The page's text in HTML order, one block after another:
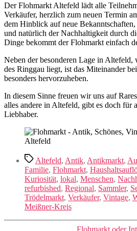
Der Flohmarkt Altefeld lädt alle
Verkäufer, herzlich zum neuen Termin
dem Hinblick auf neue
und natürlich der Nachhaltigkeit durch
Dinge bekommt der Flohmarkt einfach
Neben der besonderen Lage in Altefeld,
des Ringgau liegt, ist das Miteinander
besonders hervorzuheben.
In diesem Sinne freuen wir uns auf
alles andere in Altefeld, gibt es doch für
Liebhaber.
Schlagwörter
Altefeld, Antik, Antikmarkt,
Familie, Flohmarkt,
Kuriosität, lokal, Menschen,
refurbished, Regional, Sammler,
Trödelmarkt, Verkäufer, Vintage,
Meißner-Kreis
Flohmarkt oder